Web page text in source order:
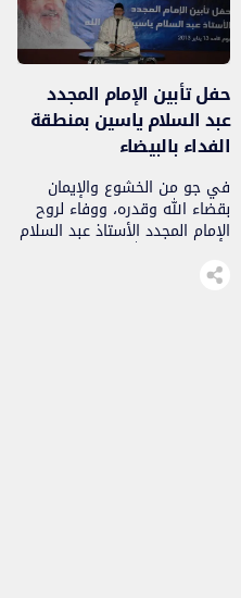
حفل تأبين الإمام المجدد
عبد السلام ياسين بمنطقة
الفداء بالبيضاء
في جو من الخشوع والإيمان
بقضاء الله وقدره، ووفاء لروح
الإمام المجدد الأستاذ عبد السلام
العدل والإحسان..